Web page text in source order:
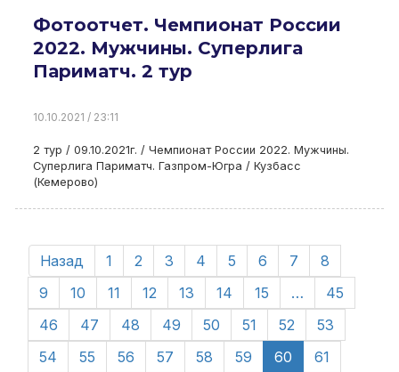
Фотоотчет. Чемпионат России
2022. Мужчины. Суперлига
Париматч. 2 тур
10.10.2021 / 23:11
2 тур / 09.10.2021г. / Чемпионат России 2022. Мужчины.
Суперлига Париматч. Газпром-Югра / Кузбасс
(Кемерово)
Назад 1 2 3 4 5 6 7
8
9
10 11 12 13 14 15 …
45
46
47 48 49 50 51 52
53
54
55 56 57 58 59 60
61